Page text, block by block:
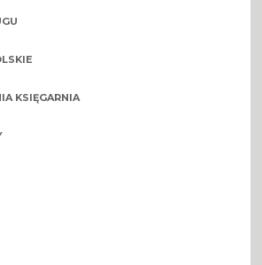
KSIĘGARNIA